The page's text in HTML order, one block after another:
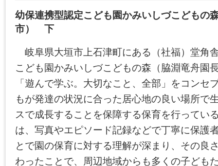
幼保連携型認定こども園かみいしづこどもの
市） 下
岐阜県大垣市上石津町にある（社福）堂角
こども園かみいしづこどもの森（脇淵竜舟園
「遊んで学ぶ。大切なこと、全部」をコンセ
もが発達の状況に合った居心地の良い場所で
スで成長することを保障する保育を行ってい
は、写真やエピソード記録などで丁寧に保護
とで園の保育に対する理解が深まり、その良
わったことで、周辺地域からも多くの子ども